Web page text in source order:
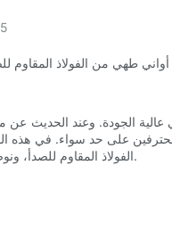
أواني طهي من الفولاذ المقاوم
الجودة. وعند الحديث عن
على حد سواء. في
الفولاذ المقاوم للصدأ، ونوضح لماذا يجب أن تكون عنصرًا أساسيًا في كل مطبخ.